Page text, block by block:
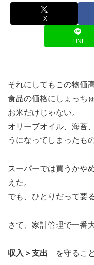
X
LINE
それにしてもこの物価高
食品の価格にしょっち
お米だけじゃない。
オリーブオイル、海苔
うになってしまったも
スーパーでは買うかや
えた。
でも、ひとりだって要
さて、家計管理で一番
収入＞支出 を守ること